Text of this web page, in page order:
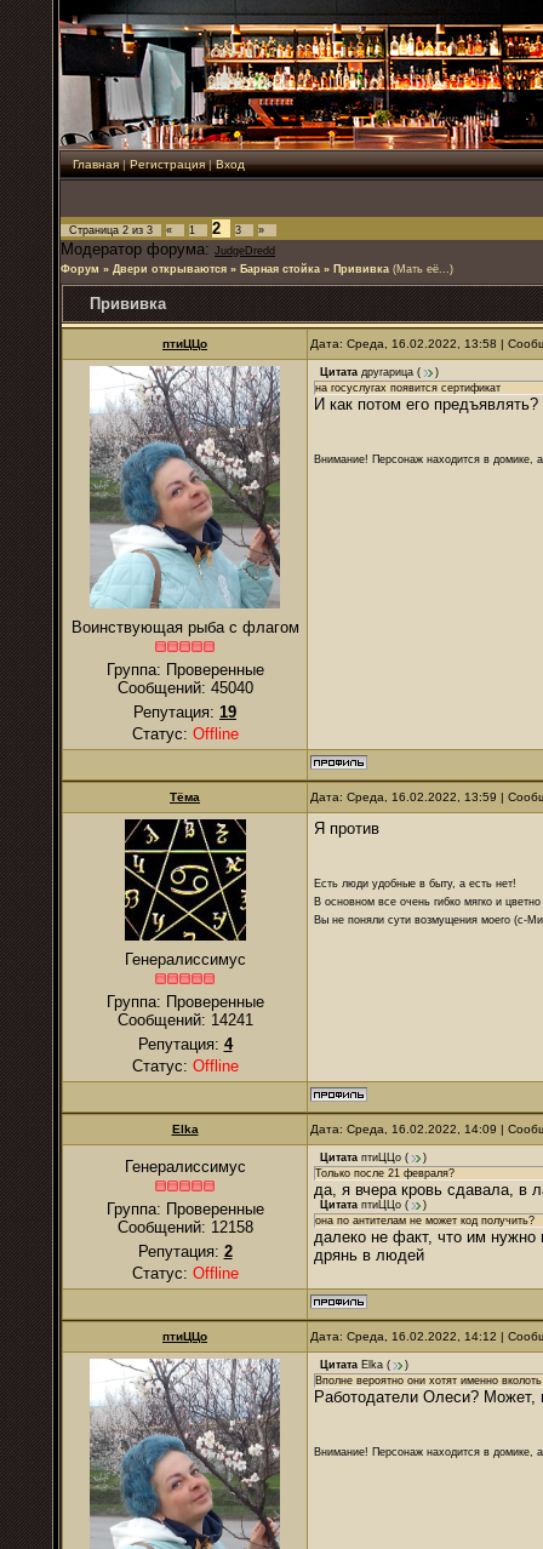
Главная|Регистрация|Вход
Страница 2 из 3 « 1 2 3 »
Модератор форума: JudgeDredd
Форум » Двери открываются » Барная стойка » Прививка (Мать её...)
Прививка
птиЦЦо Дата: Среда, 16.02.2022, 13:58 |
Воинствующая рыба с флагом
Группа: Проверенные
Сообщений: 45040
Репутация: 19
Статус: Offline
Цитата другарица (
)
на госуслугах появится сертификат
И как потом его
Внимание! Персонаж находится в домике,
Тёма Дата: Среда, 16.02.2022, 13:59 |
Генералиссимус
Группа: Проверенные
Сообщений: 14241
Репутация: 4
Статус: Offline
Я против
Есть люди удобные в быту, а есть нет!
В основном все очень гибко мягко и цветно
Вы не поняли сути возмущения моего (с-
Elka Дата: Среда, 16.02.2022, 14:09 |
Генералиссимус
Группа: Проверенные
Сообщений: 12158
Репутация: 2
Статус: Offline
Цитата птиЦЦо (
)
Только после 21 февраля?
да, я вчера кровь сдавала, в
Цитата птиЦЦо (
)
она по антителам не может код получить?
далеко не факт, что им нужно
дрянь в людей
птиЦЦо Дата: Среда, 16.02.2022, 14:12 |
Цитата Elka (
)
Вполне вероятно они хотят именно
Работодатели Олеси? Может,
Внимание! Персонаж находится в домике,